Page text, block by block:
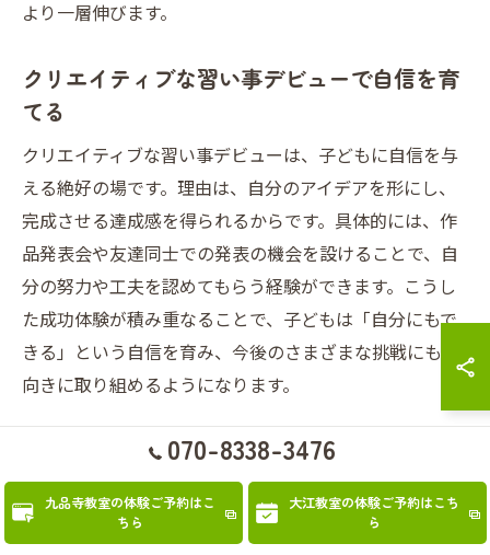
より一層伸びます。
クリエイティブな習い事デビューで自信を育
てる
クリエイティブな習い事デビューは、子どもに自信を与
える絶好の場です。理由は、自分のアイデアを形にし、
完成させる達成感を得られるからです。具体的には、作
品発表会や友達同士での発表の機会を設けることで、自
分の努力や工夫を認めてもらう経験ができます。こうし
た成功体験が積み重なることで、子どもは「自分にもで
きる」という自信を育み、今後のさまざまな挑戦にも前
向きに取り組めるようになります。
個性を活かす習い事デビューの実践アドバイ
ス
個性を活かす習い事デビューには、子どもの興味や得意
070-8338-3476
九品寺教室の体験ご予約はこ
ちら
大江教室の体験ご予約はこち
ら